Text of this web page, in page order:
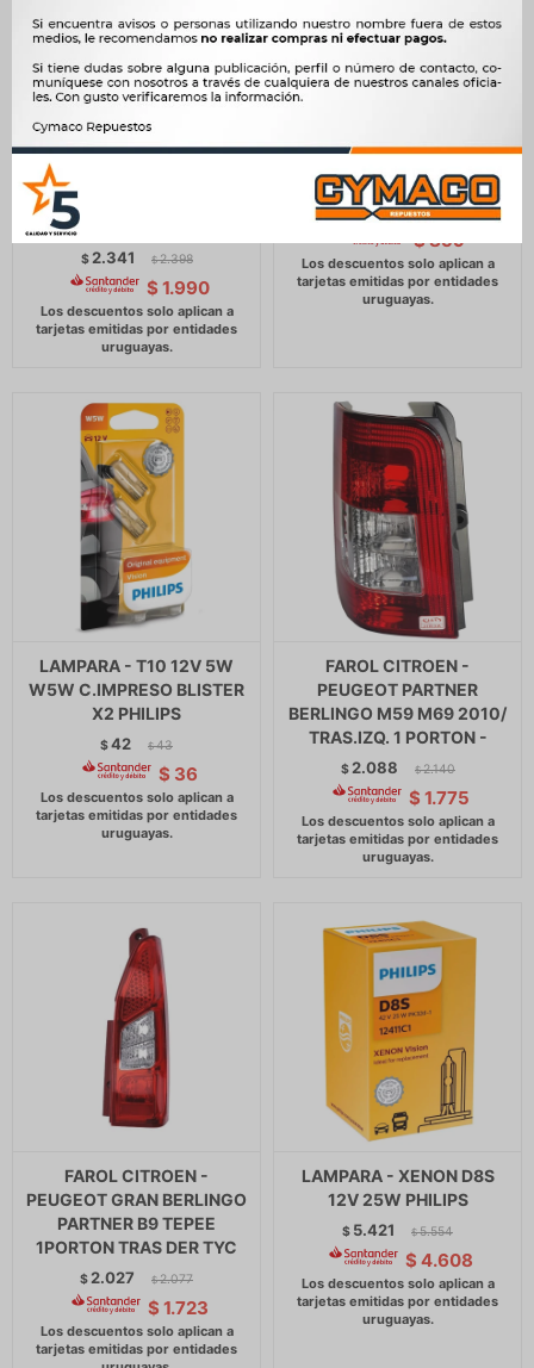
SEMIOPTICAS CITROEN -
PEUGEOT BERLINGO
PARTNER M49 96/02 DER.
$ 2.341 $ 2.398
$ 1.990
SEMIOPTICAS CITROEN -
PEUGEOT 205 DER. VIC
$1.010 $ 1.035
$859
LAMPARA - T10 12V 5W
W5W C.IMPRESO BLISTER
X2 PHILIPS
$42 $ 43
$ 36
FAROL CITROEN -
PEUGEOT PARTNER
BERLINGO M59 M69 2010/
TRAS.IZQ. 1 PORTON -
$ 2.088 $ 2.140
$ 1.775
FAROL CITROEN -
PEUGEOT GRAN BERLINGO
PARTNER B9 TEPEE
1PORTON TRAS DER TYC
$ 2.027 $ 2.077
$ 1.723
LAMPARA - XENON D8S
12V 25W PHILIPS
$ 5.421 $ 5.554
$ 4.608